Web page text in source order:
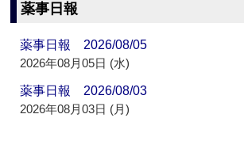
薬事日報
薬事日報 2026/08/05
2026年08月05日 (水)
薬事日報 2026/08/03
2026年08月03日 (月)